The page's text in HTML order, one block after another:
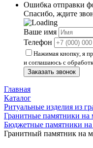
Ошибка отправки
Спасибо, ждите
Ваше имя
Телефон
Нажимая кнопку, я
и соглашаюсь с
Заказать звонок
Главная
Каталог
Ритуальные изделия из
Гранитные памятники на
Бюджетные памятники
Гранитный памятник на